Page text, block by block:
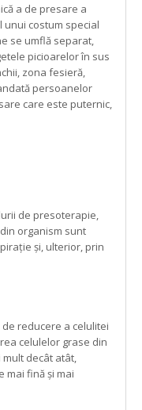
a de presare a
costum special
se umflă separat,
picioarelor în sus
zona fesieră,
persoanelor
care este puternic,
de presoterapie,
organism sunt
și, ulterior, prin
reducere a celulitei
celulelor grase din
decât atât,
mai fină și mai